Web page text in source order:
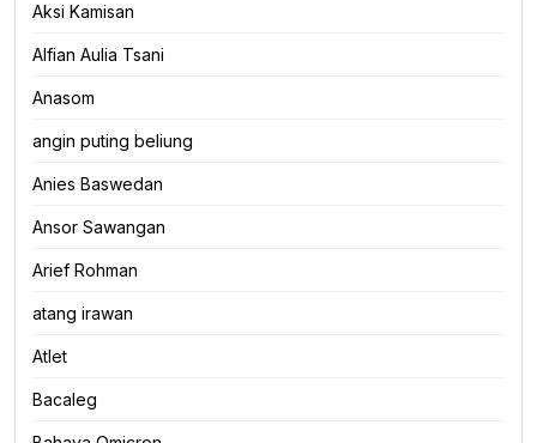
Aksi Kamisan
Alfian Aulia Tsani
Anasom
angin puting beliung
Anies Baswedan
Ansor Sawangan
Arief Rohman
atang irawan
Atlet
Bacaleg